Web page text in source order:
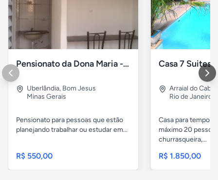
Pensionato da Dona Maria - Uberlândia/MG
Uberlândia, Bom Jesus
Minas Gerais
Pensionato para pessoas que estão
planejando trabalhar ou estudar em...
R$ 550,00
Arraial do Cabo
Rio de Janeiro
Casa para
máximo 20
churrasqueira,...
R$ 1.850,00